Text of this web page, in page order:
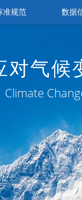
准规范 数据
对气候
Climate